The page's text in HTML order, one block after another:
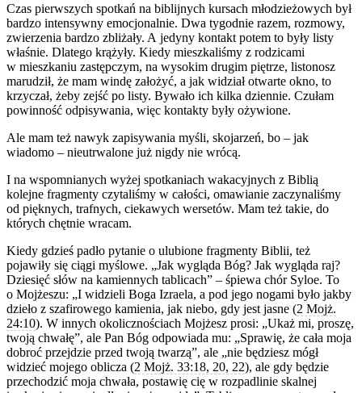
Czas pierwszych spotkań na biblijnych kursach młodzieżowych był
bardzo intensywny emocjonalnie. Dwa tygodnie razem, rozmowy,
zwierzenia bardzo zbliżały. A jedyny kontakt potem to były listy
właśnie. Dlatego krążyły. Kiedy mieszkaliśmy z rodzicami
w mieszkaniu zastępczym, na wysokim drugim piętrze, listonosz
marudził, że mam windę założyć, a jak widział otwarte okno, to
krzyczał, żeby zejść po listy. Bywało ich kilka dziennie. Czułam
powinność odpisywania, więc kontakty były ożywione.
Ale mam też nawyk zapisywania myśli, skojarzeń, bo – jak
wiadomo – nieutrwalone już nigdy nie wrócą.
I na wspomnianych wyżej spotkaniach wakacyjnych z Biblią
kolejne fragmenty czytaliśmy w całości, omawianie zaczynaliśmy
od pięknych, trafnych, ciekawych wersetów. Mam też takie, do
których chętnie wracam.
Kiedy gdzieś padło pytanie o ulubione fragmenty Biblii, też
pojawiły się ciągi myślowe. „Jak wygląda Bóg? Jak wygląda raj?
Dziesięć słów na kamiennych tablicach” – śpiewa chór Syloe. To
o Mojżeszu: „I widzieli Boga Izraela, a pod jego nogami było jakby
dzieło z szafirowego kamienia, jak niebo, gdy jest jasne (2 Mojż.
24:10). W innych okolicznościach Mojżesz prosi: „Ukaż mi, proszę,
twoją chwałę”, ale Pan Bóg odpowiada mu: „Sprawię, że cała moja
dobroć przejdzie przed twoją twarzą”, ale „nie będziesz mógł
widzieć mojego oblicza (2 Mojż. 33:18, 20, 22), ale gdy będzie
przechodzić moja chwała, postawię cię w rozpadlinie skalnej